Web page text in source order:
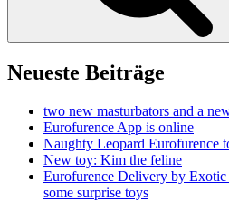
Neueste Beiträge
two new masturbators and a
Eurofurence App is online
Naughty Leopard Eurofurence
New toy: Kim the feline
Eurofurence Delivery by
some surprise toys